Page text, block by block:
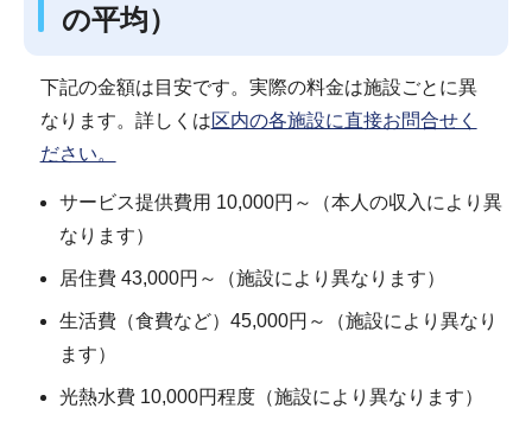
の平均）
下記の金額は目安です。実際の料金は施設ごとに異
なります。詳しくは区内の各施設に直接お問合せく
ださい。
サービス提供費用 10,000円～（本人の収入により異
なります）
居住費 43,000円～（施設により異なります）
生活費（食費など）45,000円～（施設により異なり
ます）
光熱水費 10,000円程度（施設により異なります）